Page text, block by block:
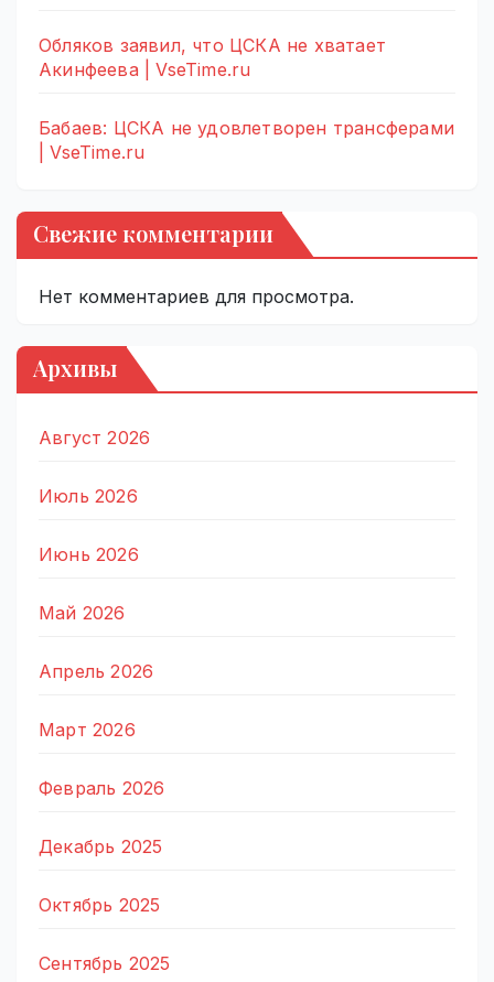
Обляков заявил, что ЦСКА не хватает
Акинфеева | VseTime.ru
Бабаев: ЦСКА не удовлетворен трансферами
| VseTime.ru
Свежие комментарии
Нет комментариев для просмотра.
Архивы
Август 2026
Июль 2026
Июнь 2026
Май 2026
Апрель 2026
Март 2026
Февраль 2026
Декабрь 2025
Октябрь 2025
Сентябрь 2025